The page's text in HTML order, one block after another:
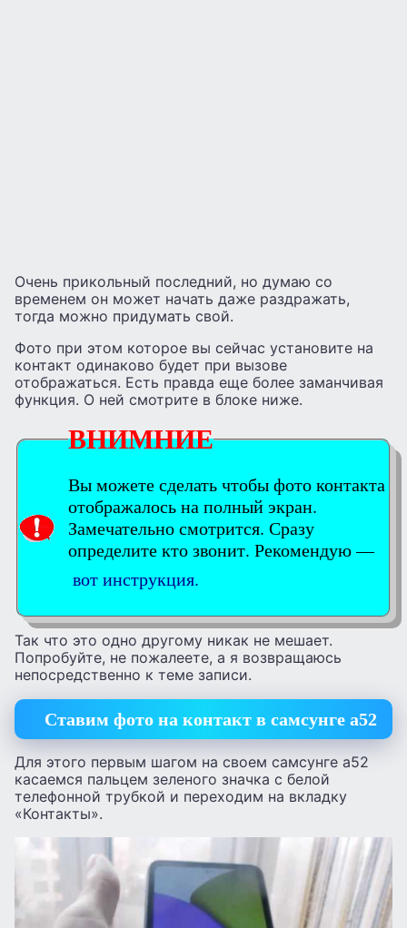
Очень прикольный последний, но думаю со
временем он может начать даже раздражать,
тогда можно придумать свой.
Фото при этом которое вы сейчас установите на
контакт одинаково будет при вызове
отображаться. Есть правда еще более заманчивая
функция. О ней смотрите в блоке ниже.
ВНИМНИЕ
Вы можете сделать чтобы фото контакта
отображалось на полный экран.
Замечательно смотрится. Сразу
определите кто звонит. Рекомендую —
вот инструкция.
Так что это одно другому никак не мешает.
Попробуйте, не пожалеете, а я возвращаюсь
непосредственно к теме записи.
Ставим фото на контакт в самсунге а52
Для этого первым шагом на своем самсунге а52
касаемся пальцем зеленого значка с белой
телефонной трубкой и переходим на вкладку
«Контакты».